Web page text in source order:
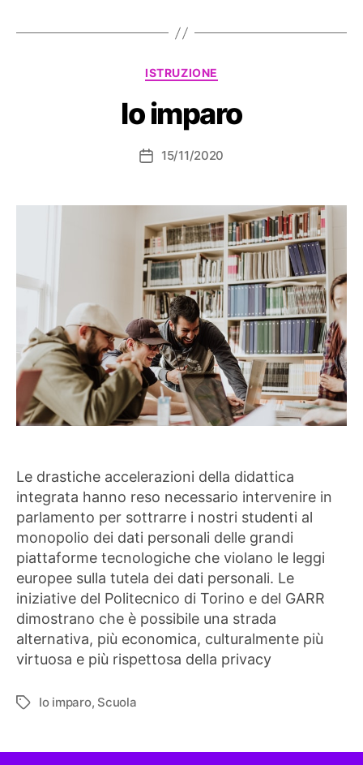
Categorie
ISTRUZIONE
Io imparo
Data15/11/2020
Le drastiche accelerazioni della didattica
integrata hanno reso necessario intervenire in
parlamento per sottrarre i nostri studenti al
monopolio dei dati personali delle grandi
piattaforme tecnologiche che violano le leggi
europee sulla tutela dei dati personali. Le
iniziative del Politecnico di Torino e del GARR
dimostrano che è possibile una strada
alternativa, più economica, culturalmente più
virtuosa e più rispettosa della privacy
Tag Io imparo, Scuola